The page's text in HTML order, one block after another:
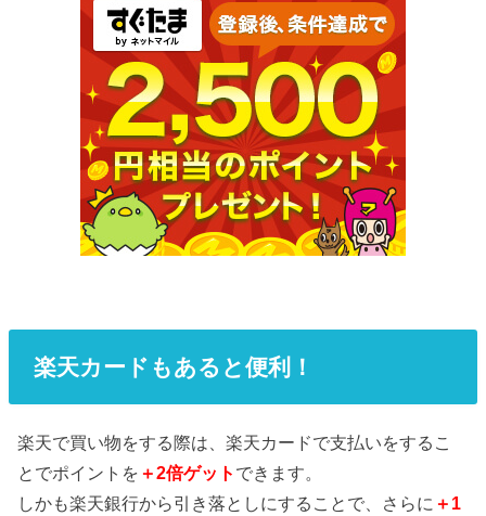
楽天カードもあると便利！
楽天で買い物をする際は、楽天カードで支払いをするこ
とでポイントを ＋2倍ゲット できます。
しかも楽天銀行から引き落としにすることで、さらに ＋1